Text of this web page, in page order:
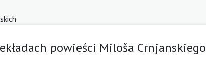
powieści Miloša Crnjanskiego